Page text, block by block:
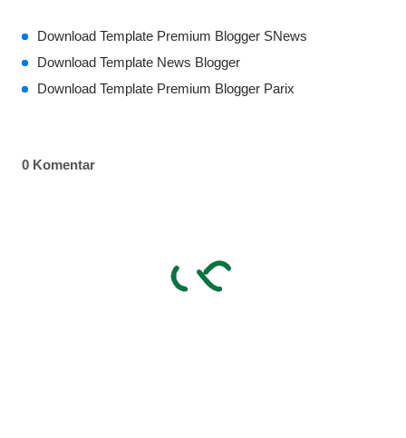
Download Template Premium Blogger SNews
Download Template News Blogger
Download Template Premium Blogger Parix
0 Komentar